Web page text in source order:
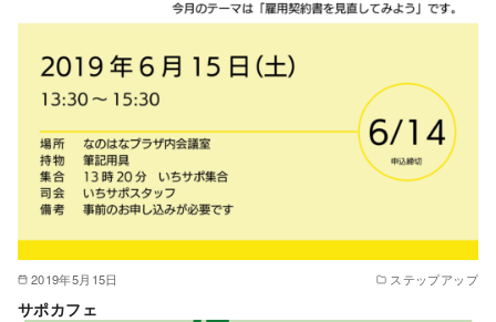
2019年5月15日 ステップアップ
サポカフェ